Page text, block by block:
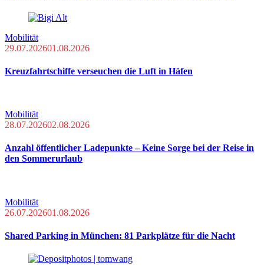
Mobilität
29.07.202601.08.2026
Kreuzfahrtschiffe verseuchen die Luft in Häfen
Mobilität
28.07.202602.08.2026
Anzahl öffentlicher Ladepunkte – Keine Sorge bei der Reise in
den Sommerurlaub
Mobilität
26.07.202601.08.2026
Shared Parking in München: 81 Parkplätze für die Nacht